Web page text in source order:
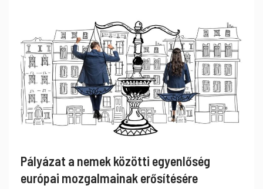
Pályázat a nemek közötti egyenlőség
európai mozgalmainak erősítésére